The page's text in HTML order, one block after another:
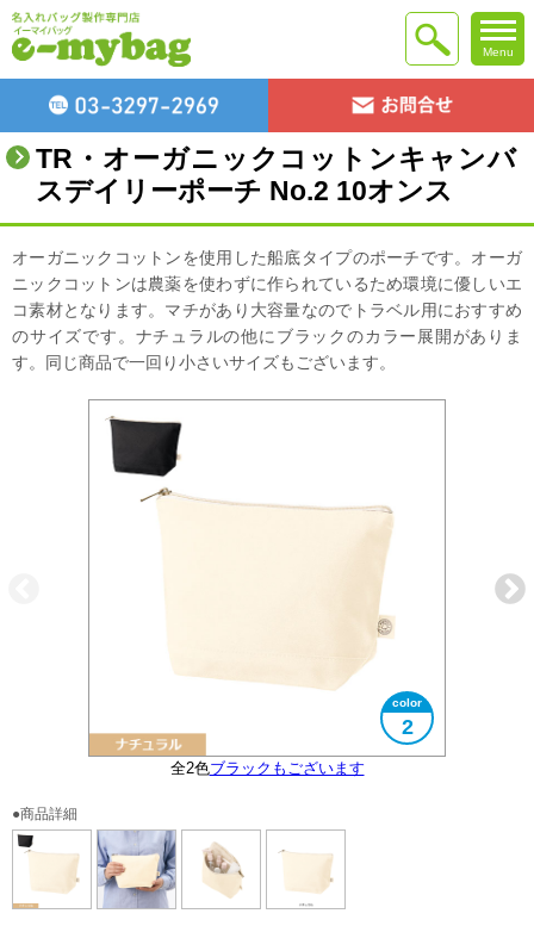
Menu
TR・オーガニックコットンキャンバ
スデイリーポーチ No.2 10オンス
オーガニックコットンを使用した船底タイプのポーチです。オーガ
ニックコットンは農薬を使わずに作られているため環境に優しいエ
コ素材となります。マチがあり大容量なのでトラベル用におすすめ
のサイズです。ナチュラルの他にブラックのカラー展開がありま
す。同じ商品で一回り小さいサイズもございます。
全2色ブラックもございます
2
大きさイメージ
使用イメージ
●商品詳細